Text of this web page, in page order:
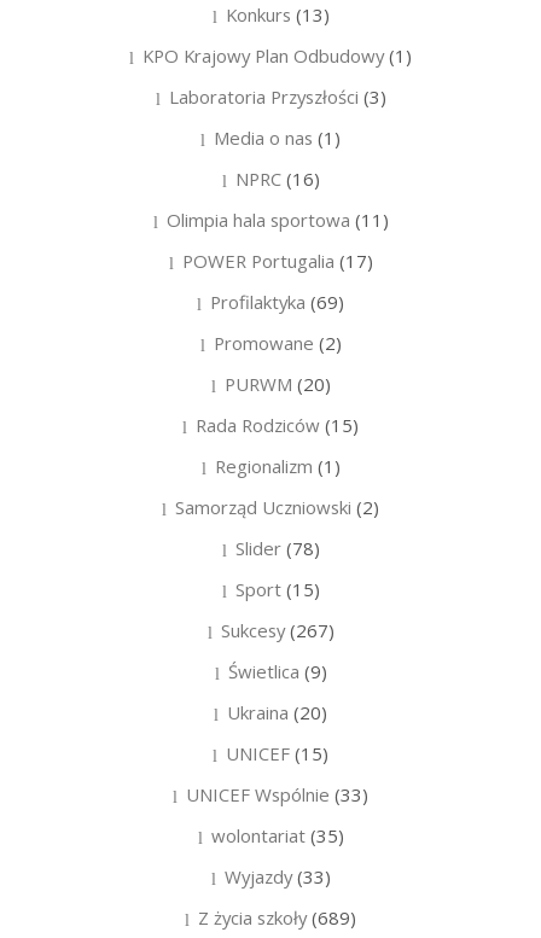
Konkurs (13)
KPO Krajowy Plan Odbudowy(1)
Laboratoria Przyszłości (3)
Media o nas (1)
NPRC(16)
Olimpia hala sportowa (11)
POWER Portugalia (17)
Profilaktyka (69)
Promowane (2)
PURWM (20)
Rada Rodziców (15)
Regionalizm (1)
Samorząd Uczniowski (2)
Slider(78)
Sport(15)
Sukcesy(267)
Świetlica (9)
Ukraina (20)
UNICEF (15)
UNICEF Wspólnie (33)
wolontariat(35)
Wyjazdy(33)
Z życia szkoły(689)